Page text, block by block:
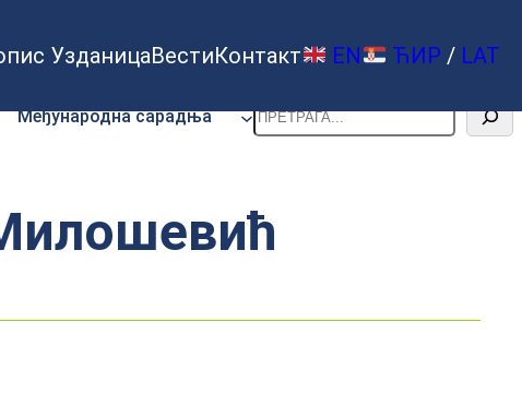
УзданицаВестиКонтакт EN ЋИР / LAT
Међународна сарадња Претрага